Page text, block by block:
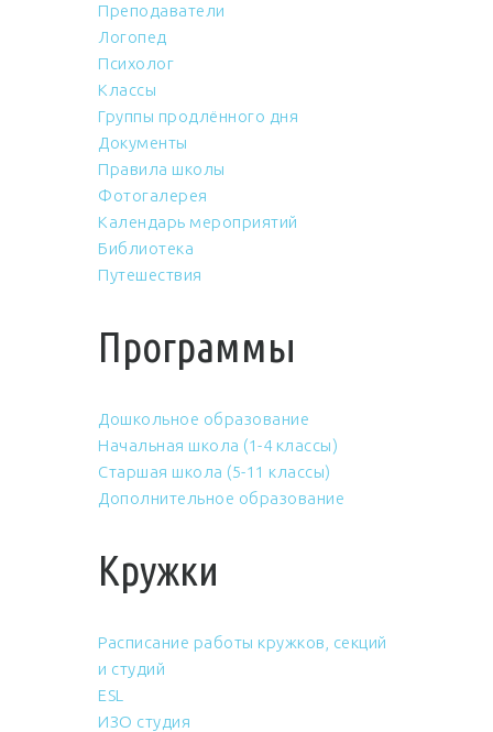
Преподаватели
Логопед
Психолог
Классы
Группы продлённого дня
Документы
Правила школы
Фотогалерея
Календарь мероприятий
Библиотека
Путешествия
Программы
Дошкольное образование
Начальная школа (1-4 классы)
Старшая школа (5-11 классы)
Дополнительное образование
Кружки
Расписание работы кружков, секций
и студий
ESL
ИЗО студия